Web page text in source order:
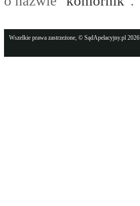
Wszelkie prawa zastrzeżone, © SądApelacyjny.pl 2026